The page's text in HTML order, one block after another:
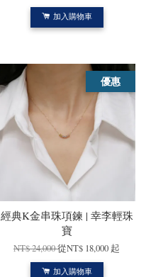
加入購物車
優惠
經典K金串珠項鍊 | 幸李輕珠
寶
NT$ 24,000從NT$ 18,000 起
加入購物車